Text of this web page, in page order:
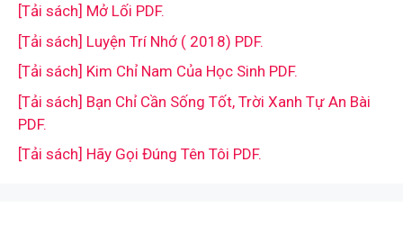
[Tải sách] Mở Lối PDF.
[Tải sách] Luyện Trí Nhớ ( 2018) PDF.
[Tải sách] Kim Chỉ Nam Của Học Sinh PDF.
[Tải sách] Bạn Chỉ Cần Sống Tốt, Trời Xanh Tự An Bài
PDF.
[Tải sách] Hãy Gọi Đúng Tên Tôi PDF.